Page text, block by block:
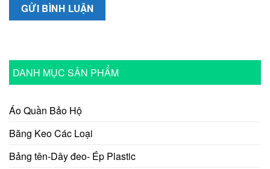
DANH MỤC SẢN PHẨM
Áo Quần Bảo Hộ
Băng Keo Các Loại
Bảng tên-Dây đeo- Ép Plastic